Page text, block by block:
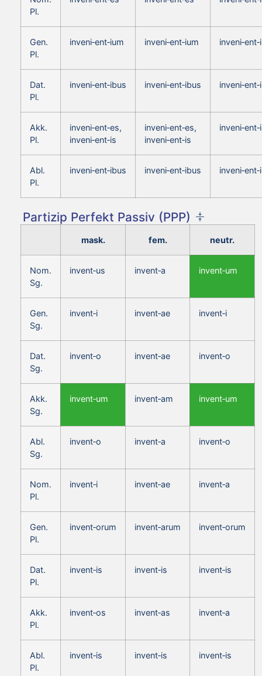
Pl.
Gen.
Pl.
inveni‑ent‑ium inveni‑ent‑ium
Dat.
Pl.
inveni‑ent‑ibus inveni‑ent‑ibus
Akk.
Pl.
inveni‑ent‑es,
inveni‑ent‑is
inveni‑ent‑es,
inveni‑ent‑is
Abl.
Pl.
inveni‑ent‑ibus inveni‑ent‑ibus
Partizip Perfekt Passiv (PPP)
mask. fem. neutr.
Nom.
Sg.
invent‑us invent‑a invent‑um
Gen.
Sg.
invent‑i invent‑ae invent‑i
Dat.
Sg.
invent‑o invent‑ae invent‑o
Akk.
Sg.
invent‑um invent‑am invent‑um
Abl.
Sg.
invent‑o invent‑a invent‑o
Nom.
Pl.
invent‑i invent‑ae invent‑a
Gen.
Pl.
invent‑orum invent‑arum invent‑orum
Dat.
Pl.
invent‑is invent‑is invent‑is
Akk.
Pl.
invent‑os invent‑as invent‑a
Abl.
Pl.
invent‑is invent‑is invent‑is